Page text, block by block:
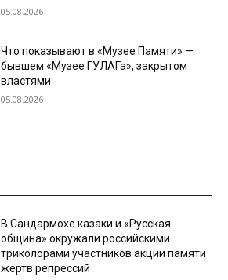
05.08.2026
Что показывают в «Музее Памяти» —
бывшем «Музее ГУЛАГа», закрытом
властями
05.08.2026
В Сандармохе казаки и «Русская
община» окружали российскими
триколорами участников акции памяти
жертв репрессий